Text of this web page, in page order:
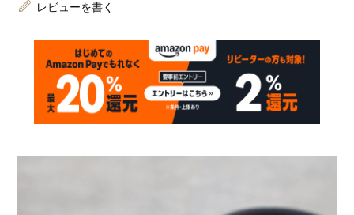
レビューを書く